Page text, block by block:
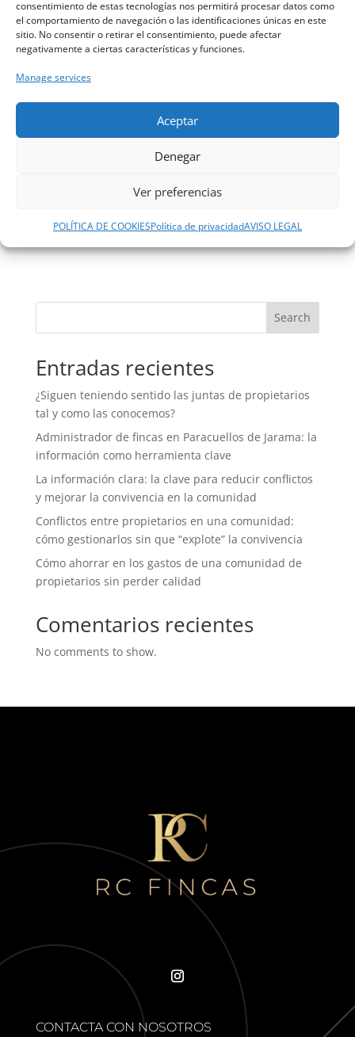
consentimiento de estas tecnologías nos permitirá procesar datos como
el comportamiento de navegación o las identificaciones únicas en este
sitio. No consentir o retirar el consentimiento, puede afectar
negativamente a ciertas características y funciones.
Manage services
Aceptar
Denegar
Ver preferencias
POLÍTICA DE COOKIESPolítica de privacidadAVISO LEGAL
Save my name, email, and website in this
browser for the next time I comment.
Search
Entradas recientes
¿Siguen teniendo sentido las juntas de propietarios
tal y como las conocemos?
Administrador de fincas en Paracuellos de Jarama: la
información como herramienta clave
La información clara: la clave para reducir conflictos
y mejorar la convivencia en la comunidad
Conflictos entre propietarios en una comunidad:
cómo gestionarlos sin que “explote” la convivencia
Cómo ahorrar en los gastos de una comunidad de
propietarios sin perder calidad
Comentarios recientes
No comments to show.
CONTACTA CON NOSOTROS